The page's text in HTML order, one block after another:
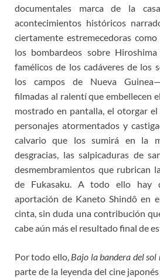
documentales marca de la
acontecimientos históricos
ciertamente estremecedoras
los bombardeos sobre
famélicos de los cadáveres de los
los campos de Nueva
filmadas al ralentí que embellecen
mostrado en pantalla, el otorgar
personajes atormentados y
calvario que los sumirá en la
desgracias, las salpicaduras de
desmembramientos que rubrican
de Fukasaku. A todo ello hay
aportación de Kaneto Shindô en
cinta, sin duda una contribución
cabe aún más el resultado final de
Por todo ello, Bajo la bandera del sol
parte de la leyenda del cine